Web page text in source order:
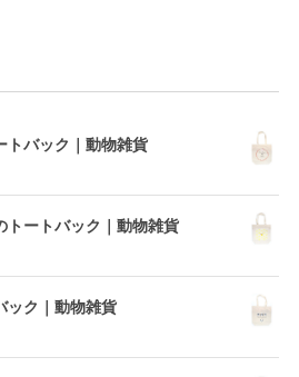
トバック｜動物雑貨
トートバック｜動物雑貨
ック｜動物雑貨